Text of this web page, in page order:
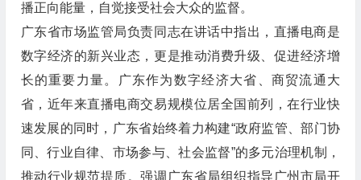
播正向能量，自觉接受社会大众的监督。
广东省市场监管局负责同志在讲话中指出，直播电商是
数字经济的新兴业态，更是推动消费升级、促进经济增
长的重要力量。广东作为数字经济大省、商贸流通大
省，近年来直播电商交易规模位居全国前列，在行业快
速发展的同时，广东省始终着力构建“政府监管、部门协
同、行业自律、市场参与、社会监督”的多元治理机制，
推动行业规范提质。强调广东省局组织指导广州市局开